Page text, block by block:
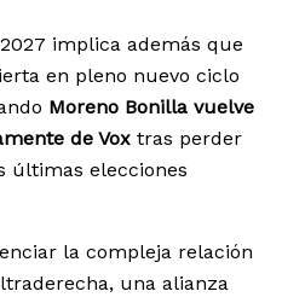
implica además que
en pleno nuevo ciclo
Moreno Bonilla vuelve
de Vox tras perder
últimas elecciones
la compleja relación
una alianza